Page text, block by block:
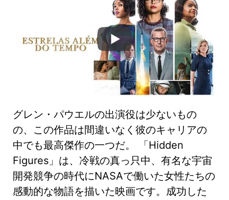
グレン・パウエルの出演役は少ないもの
の、この作品は間違いなく彼のキャリアの
中でも最高傑作の一つだ。 「Hidden
Figures」は、冷戦の真っ只中、有名な宇宙
開発競争の時代にNASAで働いた女性たちの
感動的な物語を描いた映画です。成功した